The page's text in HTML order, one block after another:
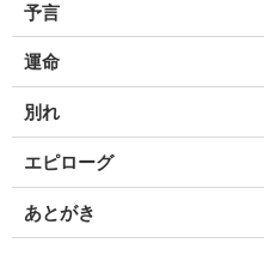
予言
運命
別れ
エピローグ
あとがき